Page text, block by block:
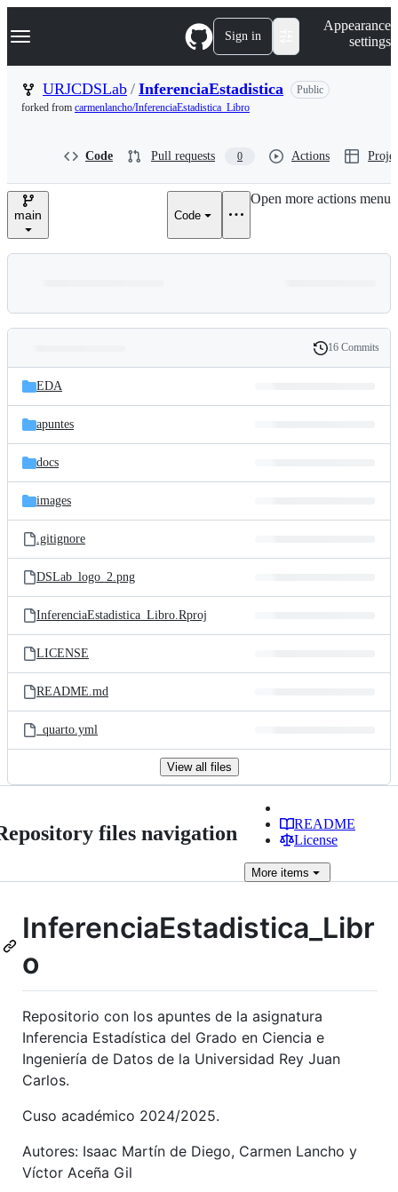
k
p
n
Navigation Menu Sign in
Appearance
settings
URJCDSLab / InferenciaEstadistica
Public
forked from carmenlancho/InferenciaEstadistica_Libro
Code Pull requests 0 Actions
main Code
Open more actions menu
and
files
Latest
commit
History
16 Commits
EDA
apuntes
docs
images
.gitignore
DSLab_logo_2.png
InferenciaEstadistica_Libro.Rproj
LICENSE
README.md
_quarto.yml
View all files
files navigation
README
License
More items
InferenciaEstadistica_Libr
o
Repositorio con los apuntes de la asignatura
Inferencia Estadística del Grado en Ciencia e
Ingeniería de Datos de la Universidad Rey Juan
Carlos.
Cuso académico 2024/2025.
Autores: Isaac Martín de Diego, Carmen Lancho y
Víctor Aceña Gil